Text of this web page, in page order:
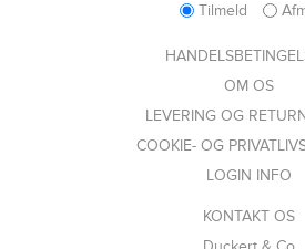
Tilmeld
OM OS
LEVERING OG
COOKIE- OG
LOGIN INFO
KONTAKT OS